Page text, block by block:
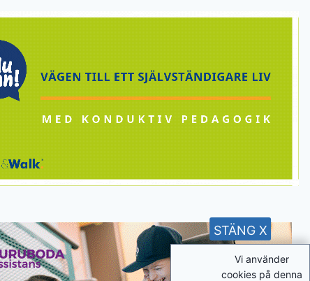
Vi använder
cookies på denna
STÄNG X